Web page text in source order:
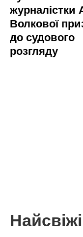
журналістки
Волкової
до судового
розгляду